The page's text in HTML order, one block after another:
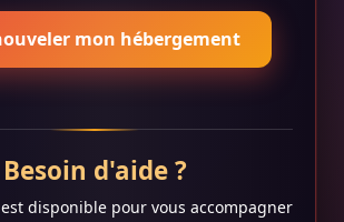
mon hébergement
Besoin d'aide ?
disponible pour vous accompagner